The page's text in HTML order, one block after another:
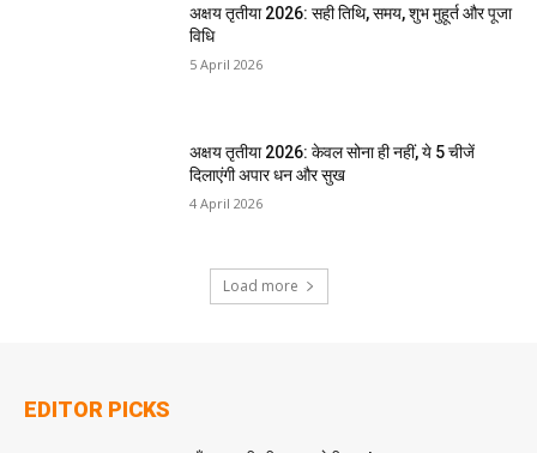
अक्षय तृतीया 2026: सही तिथि, समय, शुभ मुहूर्त और पूजा
विधि
5 April 2026
अक्षय तृतीया 2026: केवल सोना ही नहीं, ये 5 चीजें
दिलाएंगी अपार धन और सुख
4 April 2026
Load more
EDITOR PICKS